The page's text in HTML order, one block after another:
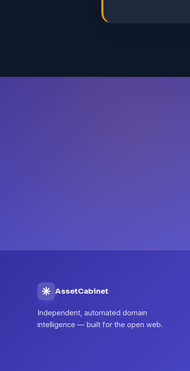
AssetCabinet
Independent, automated domain
intelligence — built for the open web.